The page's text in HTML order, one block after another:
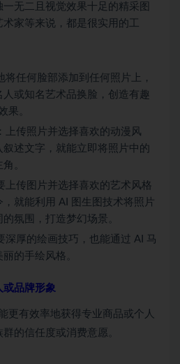
无二且视觉效果十足的精采图
家等来说，都是很实用的工
将任何脸部添加到任何照片上，
人或知名艺术品换脸，创造有趣
果。
上传照片并选择喜欢的动漫风
述文字，就能立即将照片中的
。
上传图片并选择喜欢的艺术风格
，就能利用 AI 图生图技术将照片
氛围，打造梦幻场景。
深厚的绘画技巧，也能通过 AI 马
丽的手绘风格。
品牌形象
更有效率地获得专业商品或个人
的信任度或消费意愿。